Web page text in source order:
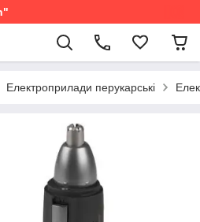
Електроприлади перукарські